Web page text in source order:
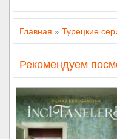
Главная » Турецкие
Рекомендуем